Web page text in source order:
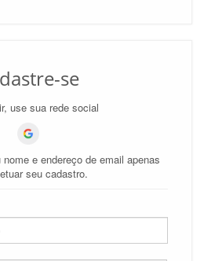
se
use sua rede social
e endereço de email apenas
seu cadastro.